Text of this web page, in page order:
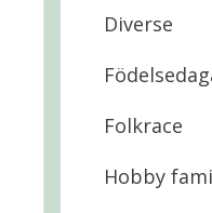
Diverse
Folkrace
Hobby